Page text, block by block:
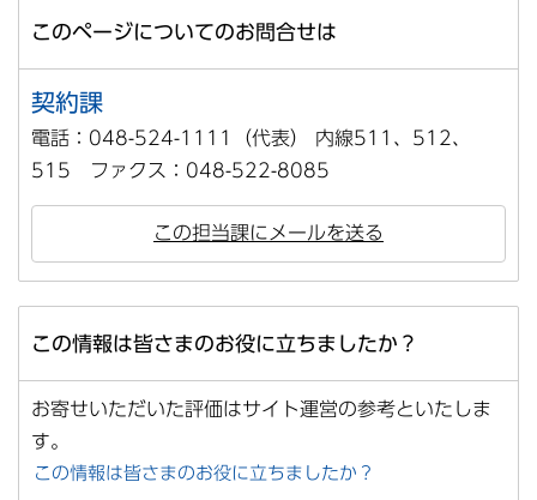
このページについてのお問合せは
契約課
電話：048-524-1111（代表） 内線511、512、
515 ファクス：048-522-8085
この担当課にメールを送る
この情報は皆さまのお役に立ちましたか？
お寄せいただいた評価はサイト運営の参考といたしま
す。
この情報は皆さまのお役に立ちましたか？